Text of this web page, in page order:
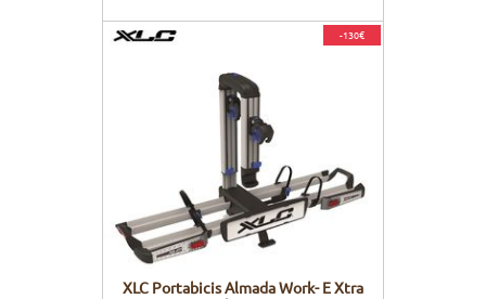
-130€
XLC Portabicis Almada Work- E Xtra